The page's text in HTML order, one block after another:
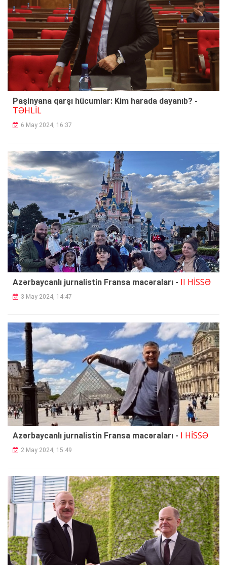
Paşinyana qarşı hücumlar: Kim harada dayanıb? -
TƏHLİL
6 May 2024, 16:37
Azərbaycanlı jurnalistin Fransa macəraları - II HİSSƏ
3 May 2024, 14:47
Azərbaycanlı jurnalistin Fransa macəraları - I HİSSƏ
2 May 2024, 15:49